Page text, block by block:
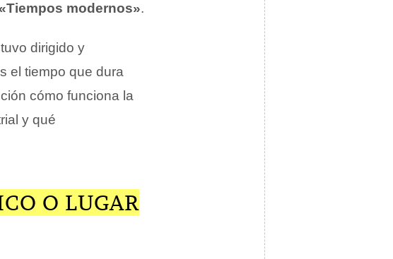
«Tiempos modernos».
dirigido y
el tiempo que dura
cómo funciona la
y qué
O LUGAR